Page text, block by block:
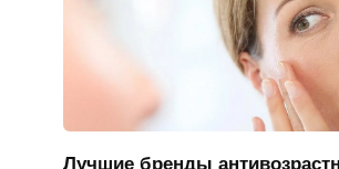
Лучшие бренды